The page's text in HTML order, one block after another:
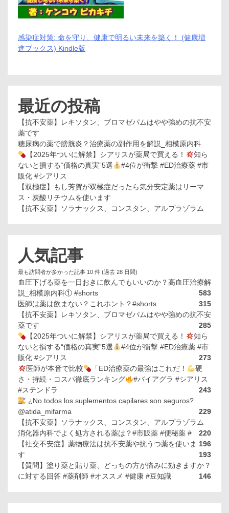
感染症対策: 命を守り、健康で明るい未来を築く！ (健康増
進ブックス) Kindle版
最近の投稿
【抗不安薬】レキソタン、ブロマゼパムはやや強めの抗不安
薬です
糖尿病の薬で膀胱炎？治療薬の副作用を解説_相模原内科
【2025年ついに解禁】シアリスが薬局で買える！
知ら
ないと損する“価格の真実”5選
#4位が衝撃 #ED治療薬 #市
販化 #シアリス
【双極症】もし芳賀が双極症だったら気分安定薬はリーマ
ス・炭酸リチウムを使います
【抗不安薬】ソラナックス、コンスタン、アルプラゾラム
人気記事
最も訪問者が多かった記事 10 件 (過去 28 日間)
血圧下げる薬を一日おきに飲んでもいいのか？高血圧治療解
説_相模原内科① #shorts
583
医師は薬は飲まない？これホント？#shorts
315
【抗不安薬】レキソタン、ブロマゼパムはやや強めの抗不安
薬です
285
【2025年ついに解禁】シアリスが薬局で買える！
知ら
ないと損する“価格の真実”5選
#4位が衝撃 #ED治療薬 #市
販化 #シアリス
273
医師が本音で比較
「ED治療薬の最強はこれだ！
硬
さ・持続・コスパ徹底ランキング
#バイアグラ #シアリス
#ステンドラ
243
¿No todos los suplementos capilares son seguros?
@atida_mifarma
229
【抗不安薬】ソラナックス、コンスタン、アルプラゾラム
220
消化器内科でよく処方される薬は？#市販薬 #便秘薬 #
196
【社交不安症】薬物療法は抗不安薬や抗うつ薬を使いま
す
193
【質問】塗り薬と貼り薬、どっちの方が痛みに効きますか？
に対する回答 #薬剤師 #オススメ #健康 #豆知識
146